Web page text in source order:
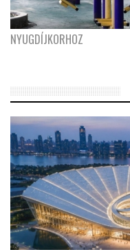
NYUGDÍJKORHOZ